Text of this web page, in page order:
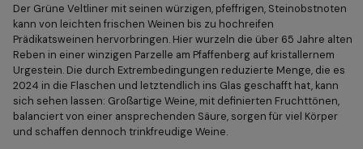
Der Grüne Veltliner mit seinen würzigen, pfeffrigen, Steinobstnoten
kann von leichten frischen Weinen bis zu hochreifen
Prädikatsweinen hervorbringen. Hier wurzeln die über 65 Jahre alten
Reben in einer winzigen Parzelle am Pfaffenberg auf kristallernem
Urgestein. Die durch Extrembedingungen reduzierte Menge, die es
2024 in die Flaschen und letztendlich ins Glas geschafft hat, kann
sich sehen lassen: Großartige Weine, mit definierten Fruchttönen,
balanciert von einer ansprechenden Säure, sorgen für viel Körper
und schaffen dennoch trinkfreudige Weine.